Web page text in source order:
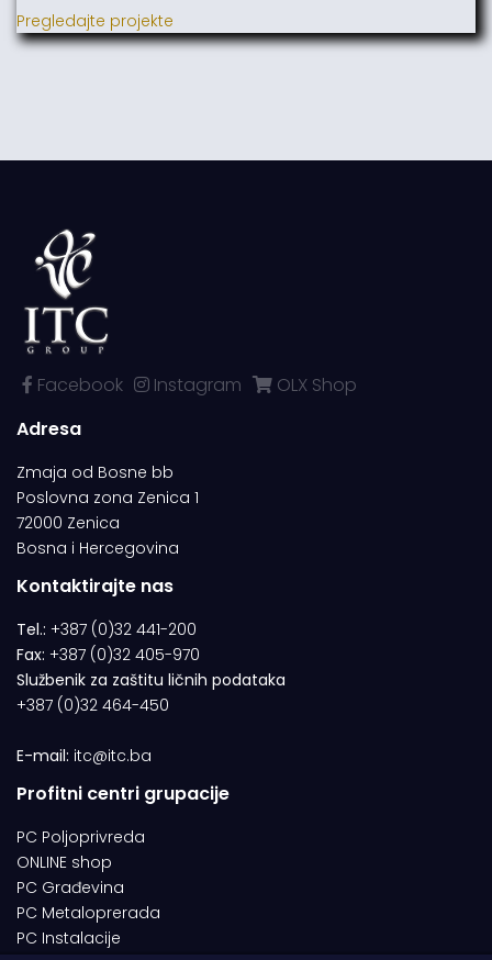
Pregledajte projekte
Facebook Instagram
OLX Shop
Adresa
Zmaja od Bosne bb
Poslovna zona Zenica 1
72000 Zenica
Bosna i Hercegovina
Kontaktirajte nas
Tel.: +387 (0)32 441-200
Fax: +387 (0)32 405-970
Službenik za zaštitu ličnih podataka
+387 (0)32 464-450
E-mail: itc@itc.ba
Profitni centri grupacije
PC Poljoprivreda
ONLINE shop
PC Građevina
PC Metaloprerada
PC Instalacije